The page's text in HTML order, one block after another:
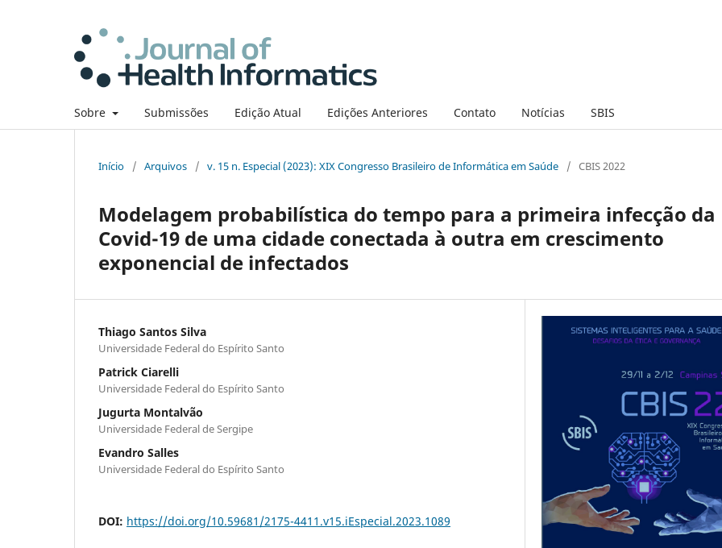
Sobre Submissões Edição Atual Edições Anteriores Contato Notícias SBIS
Início / Arquivos / v. 15 n. Especial (2023): XIX Congresso Brasileiro de Informática em Saúde / CBIS 2022
Modelagem probabilística do tempo para a primeira infecção da
Covid-19 de uma cidade conectada à outra em crescimento
exponencial de infectados
Thiago Santos Silva
Universidade Federal do Espírito Santo
Patrick Ciarelli
Universidade Federal do Espírito Santo
Jugurta Montalvão
Universidade Federal de Sergipe
Evandro Salles
Universidade Federal do Espírito Santo
DOI: https://doi.org/10.59681/2175-4411.v15.iEspecial.2023.1089